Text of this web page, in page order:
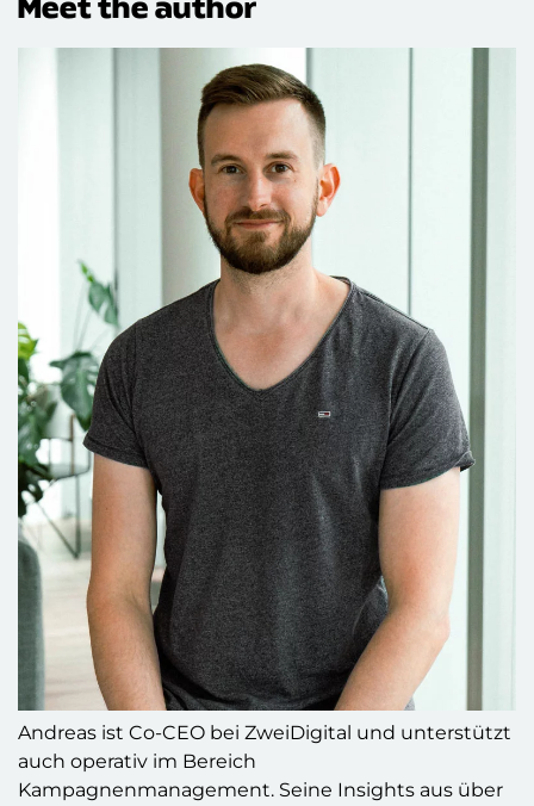
Meet the author
Andreas ist Co-CEO bei ZweiDigital und unterstützt
auch operativ im Bereich
Kampagnenmanagement. Seine Insights aus über